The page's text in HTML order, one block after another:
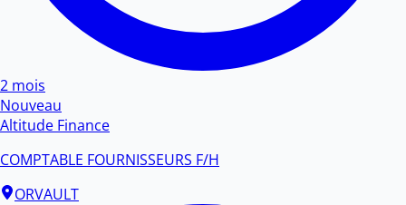
2 mois
Nouveau
Altitude Finance
COMPTABLE FOURNISSEURS F/H
ORVAULT